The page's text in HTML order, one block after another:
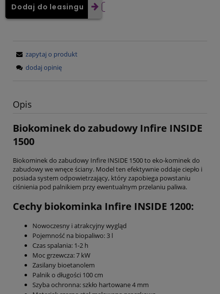
Dodaj do leasingu
zapytaj o produkt
dodaj opinię
Opis
Biokominek do zabudowy Infire INSIDE
1500
Biokominek do zabudowy Infire INSIDE 1500 to eko-kominek do
zabudowy we wnęce ściany. Model ten efektywnie oddaje ciepło i
posiada system odpowietrzający, który zapobiega powstaniu
ciśnienia pod palnikiem przy ewentualnym przelaniu paliwa.
Cechy biokominka Infire INSIDE 1200:
Nowoczesny i atrakcyjny wygląd
Pojemność na biopaliwo: 3 l
Czas spalania: 1-2 h
Moc grzewcza: 7 kW
Zasilany bioetanolem
Palnik o długości 100 cm
Szyba ochronna: szkło hartowane 4 mm